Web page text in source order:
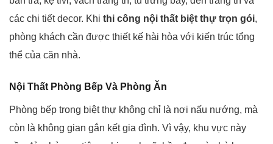
các chi tiết decor. Khi thi công nội thất biệt thự trọn gói,
phòng khách cần được thiết kế hài hòa với kiến trúc tổng
thể của căn nhà.
Nội Thất Phòng Bếp Và Phòng Ăn
Phòng bếp trong biệt thự không chỉ là nơi nấu nướng, mà
còn là không gian gắn kết gia đình. Vì vậy, khu vực này